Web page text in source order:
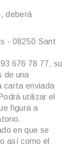
deberá
- 08250 Sant
676 78 77, su
de una
carta enviada
utilizar el
figura a
en que se
así como el